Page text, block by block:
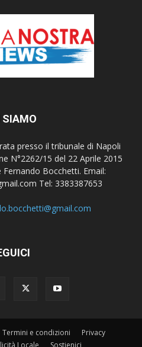
SIAMO
presso il tribunale di Napoli
N°2262/15 del 22 Aprile 2015
Bocchetti. Email:
Tel: 3383387653
Termini e condizioni
Privacy
Locale Sostienici